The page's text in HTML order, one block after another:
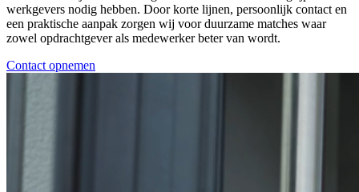
werkgevers nodig hebben. Door korte lijnen, persoonlijk contact en
een praktische aanpak zorgen wij voor duurzame matches waar
zowel opdrachtgever als medewerker beter van wordt.
Contact opnemen